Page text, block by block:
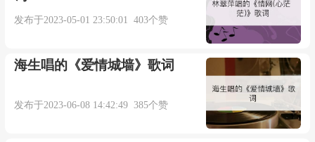
发布于2023-05-01 23:50:01 403个赞
海生唱的《爱情城墙》歌词
发布于2023-06-08 14:42:49 385个赞